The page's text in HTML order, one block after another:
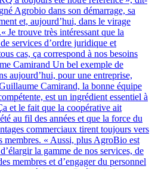
Agrobio dans son démarrage, sa
et, aujourd’hui, dans le virage
Je trouve très intéressant que la
services d’ordre juridique et
cas, ça correspond à nos besoins
Camirand Un bel exemple de
aujourd’hui, pour une entreprise,
Camirand, la bonne équipe
est un ingrédient essentiel à
et le fait que la coopérative ait
au fil des années et que la force du
commerciaux tirent toujours vers
membres. « Aussi, plus AgroBio est
la gamme de nos services, de
membres et d’engager du personnel